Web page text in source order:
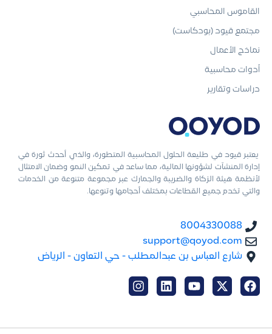
يعتبر قيود في طليعة الحلول المحاسبية المتطورة، والذي أحدث ثورة في
إدارة المنشآت لشؤونها المالية، مما ساعد في تمكين النمو وضمان الامتثال
لأنظمة هيئة الزكاة والضريبة والجمارك عبر مجموعة متنوعة من الخدمات
والتي تخدم جميع القطاعات بمختلف أحجامها وتنوعها.
8004330088
support@qoyod.com
شارع العباس بن عبدالمطلب - حي التعاون - الرياض
القاموس المحاسبي
مجتمع قيود (بودكاست)
نماذج الأعمال
أدوات محاسبية
دراسات وتقارير